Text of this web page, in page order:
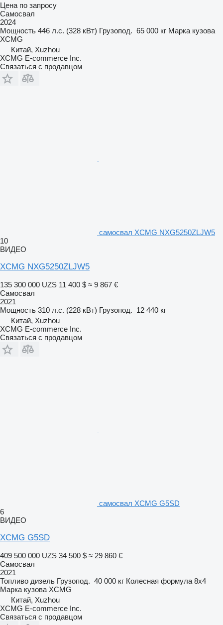
Цена по запросу
Самосвал
2024
Мощность 446 л.с. (328 кВт) Грузопод. 65 000 кг Марка кузова
XCMG
Китай, Xuzhou
XCMG E-commerce Inc.
Связаться с продавцом
самосвал XCMG NXG5250ZLJW5
10
ВИДЕО
XCMG NXG5250ZLJW5
135 300 000 UZS 11 400 $ ≈ 9 867 €
Самосвал
2021
Мощность 310 л.с. (228 кВт) Грузопод. 12 440 кг
Китай, Xuzhou
XCMG E-commerce Inc.
Связаться с продавцом
самосвал XCMG G5SD
6
ВИДЕО
XCMG G5SD
409 500 000 UZS 34 500 $ ≈ 29 860 €
Самосвал
2021
Топливо дизель Грузопод. 40 000 кг Колесная формула 8x4
Марка кузова XCMG
Китай, Xuzhou
XCMG E-commerce Inc.
Связаться с продавцом